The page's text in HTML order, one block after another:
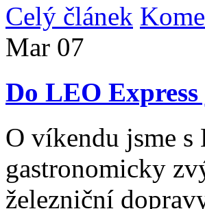
Celý článek
Mar 07
Do LEO
O víkendu jsme
gastronomicky
železniční